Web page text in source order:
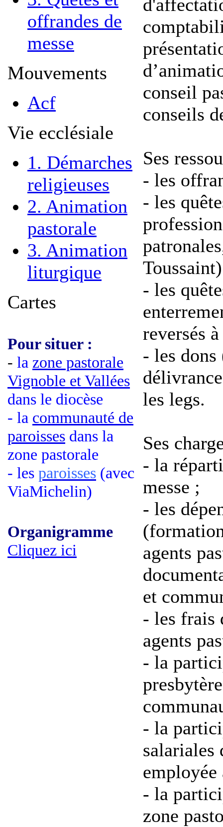
offrandes de
messe
Mouvements
Acf
Vie ecclésiale
1. Démarches
religieuses
2. Animation
pastorale
3. Animation
liturgique
Cartes
Pour situer :
- la zone pastorale
Vignoble et Vallées
dans le diocèse
- la communauté de
paroisses dans la
zone pastorale
- les paroisses (avec
ViaMichelin)
Organigramme
Cliquez ici
conseil
conseils
Ses
- les
- les
- les
reversés
- les
les legs.
Ses
- la
messe ;
- les
agents
et
- les frais
agents
- la
- la
salariales
employée
- la
zone